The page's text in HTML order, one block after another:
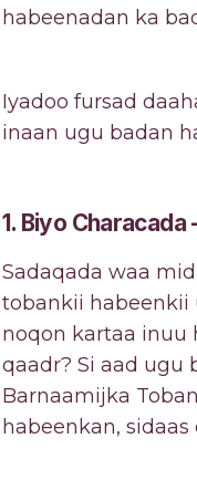
habeenadan ka
Iyadoo fursad
inaan ugu badan
1. Biyo
Sadaqada waa
tobankii habeenkii
noqon kartaa inuu
qaadr? Si aad ugu
Barnaamijka
habeenkan,